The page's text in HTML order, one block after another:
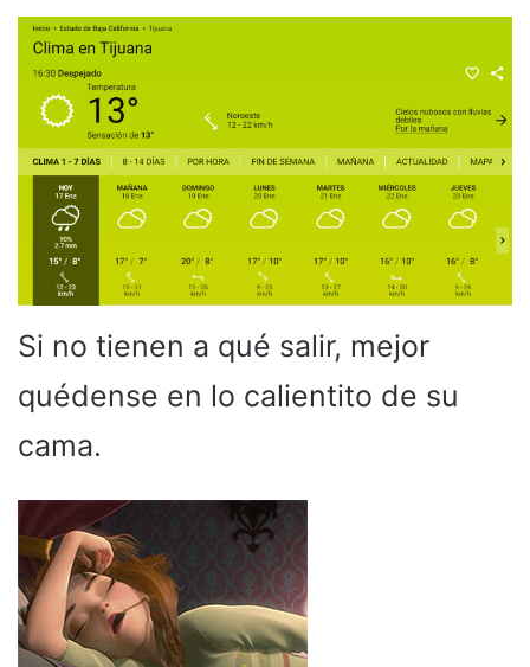
Si no tienen a qué salir, mejor
quédense en lo calientito de su
cama.